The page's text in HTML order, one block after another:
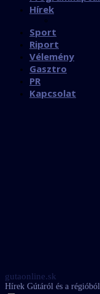
Hírek
Sport
Riport
Vélemény
Gasztro
PR
Kapcsolat
gutaonline.sk
Hírek Gútáról és a régióból